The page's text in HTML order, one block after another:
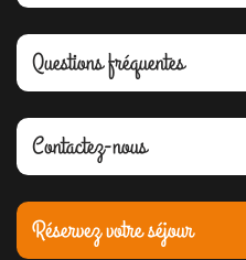
Questions fréquentes
Contactez-nous
Réservez votre séjour